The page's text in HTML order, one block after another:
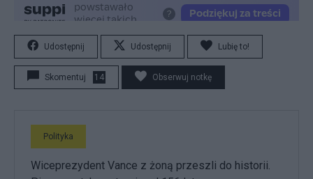
Udostępnij Udostępnij Lubię to!
Skomentuj 14 Obserwuj notkę
Polityka
Wiceprezydent Vance z żoną przeszli do historii.